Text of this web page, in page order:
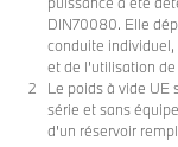
DIN70080. Elle
conduite
et de l'utilisation
Le poids à vide UE
série et sans
d'un réservoir